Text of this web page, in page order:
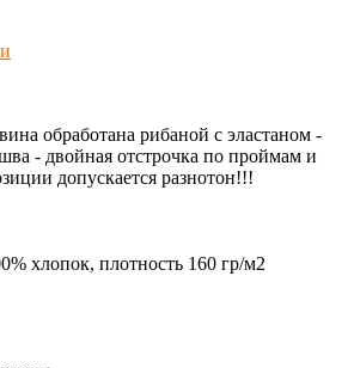
обработана рибаной с эластаном -
- двойная отстрочка по проймам и
допускается разнотон!!!
хлопок, плотность 160 гр/м2